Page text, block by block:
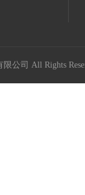
公司 All Rights